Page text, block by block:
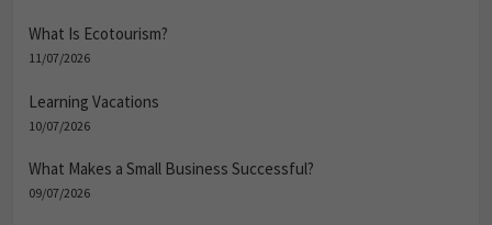
What Is Ecotourism?
11/07/2026
Learning Vacations
10/07/2026
What Makes a Small Business Successful?
09/07/2026